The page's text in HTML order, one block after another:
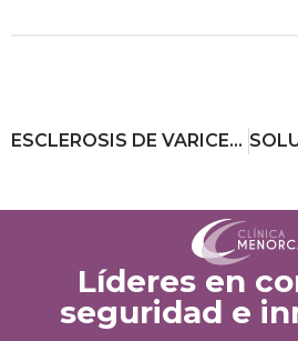
ESCLEROSIS DE VARICES: ¿QUÉ ES Y CÓMO TRATAR LA ESCLEROSIS VASCULAR?
Líderes en
seguridad e